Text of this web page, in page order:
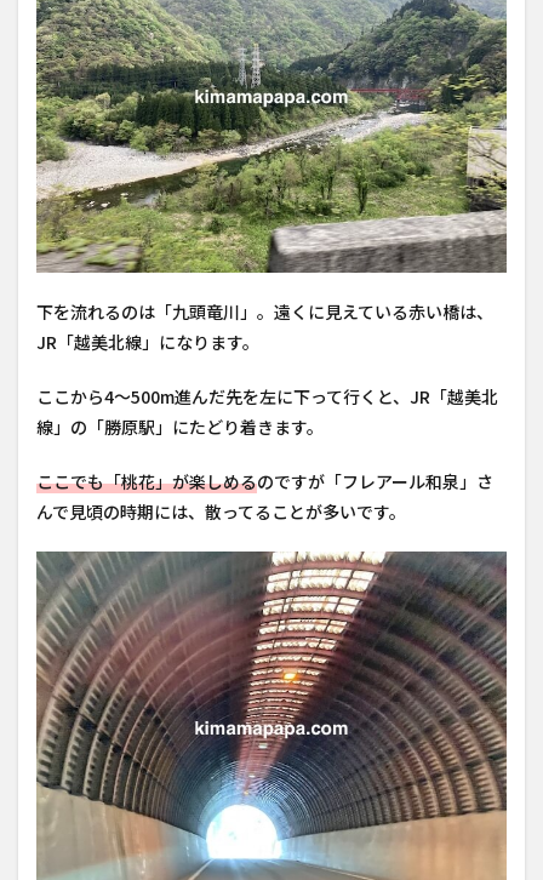
下を流れるのは「九頭竜川」。遠くに見えている赤い橋は、
JR「越美北線」になります。
ここから4〜500m進んだ先を左に下って行くと、JR「越美北
線」の「勝原駅」にたどり着きます。
ここでも「桃花」が楽しめるのですが「フレアール和泉」さ
んで見頃の時期には、散ってることが多いです。